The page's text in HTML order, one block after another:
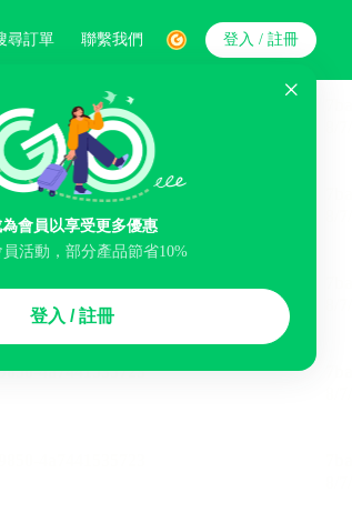
尋訂單 聯繫我們
為會員以享受更多優惠
活動，部分產品節省10%
登入 / 註冊
登入 / 註冊
搜索
民宿 泊車場